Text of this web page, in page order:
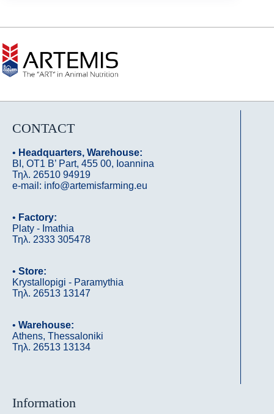
CONTACT
• Headquarters, Warehouse:
ΒΙ, OΤ1 B’ Part, 455 00, Ioannina
Τηλ. 26510 94919
e-mail: info@artemisfarming.eu
• Factory:
Platy - Imathia
Τηλ. 2333 305478
• Store:
Krystallopigi - Paramythia
Τηλ. 26513 13147
• Warehouse:
Athens, Thessaloniki
Τηλ. 26513 13134
Information